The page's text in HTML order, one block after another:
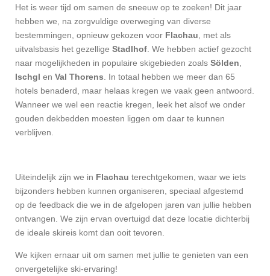
Het is weer tijd om samen de sneeuw op te zoeken! Dit jaar
hebben we, na zorgvuldige overweging van diverse
bestemmingen, opnieuw gekozen voor Flachau , met als
uitvalsbasis het gezellige Stadlhof . We hebben actief gezocht
naar mogelijkheden in populaire skigebieden zoals Sölden
Ischgl en Val Thorens . In totaal hebben we meer dan 65
hotels benaderd, maar helaas kregen we vaak geen antwoord.
Wanneer we wel een reactie kregen, leek het alsof we onder
gouden dekbedden moesten liggen om daar te kunnen
verblijven.
Uiteindelijk zijn we in Flachau terechtgekomen, waar we iets
bijzonders hebben kunnen organiseren, speciaal afgestemd
op de feedback die we in de afgelopen jaren van jullie hebben
ontvangen. We zijn ervan overtuigd dat deze locatie dichterbij
de ideale skireis komt dan ooit tevoren.
We kijken ernaar uit om samen met jullie te genieten van een
onvergetelijke ski-ervaring!